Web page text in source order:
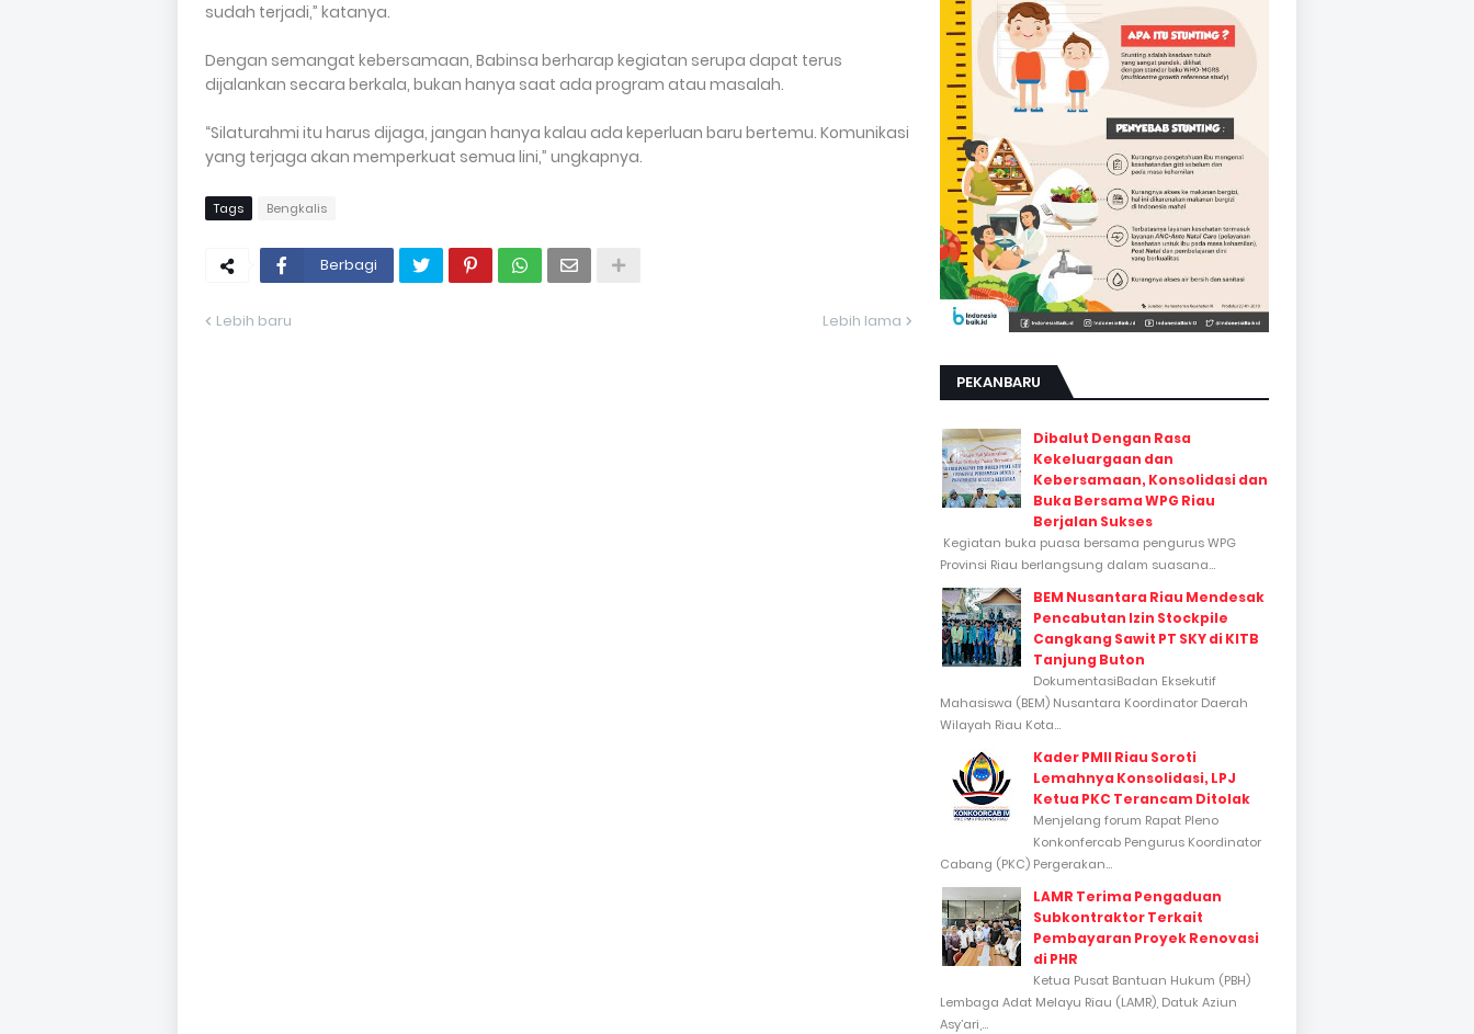
sudah terjadi,” katanya.
Dengan semangat kebersamaan, Babinsa berharap kegiatan serupa dapat terus
dijalankan secara berkala, bukan hanya saat ada program atau masalah.
“Silaturahmi itu harus dijaga, jangan hanya kalau ada keperluan baru bertemu. Komunikasi
yang terjaga akan memperkuat semua lini,” ungkapnya.
Tags Bengkalis
Berbagi
Lebih baru Lebih lama
PEKANBARU
Dibalut Dengan Rasa
Kekeluargaan dan
Kebersamaan, Konsolidasi dan
Buka Bersama WPG Riau
Berjalan Sukses
Kegiatan buka puasa bersama pengurus WPG
Provinsi Riau berlangsung dalam suasana...
BEM Nusantara Riau Mendesak
Pencabutan Izin Stockpile
Cangkang Sawit PT SKY di KITB
Tanjung Buton
DokumentasiBadan Eksekutif
Mahasiswa (BEM) Nusantara Koordinator Daerah
Wilayah Riau Kota...
Kader PMII Riau Soroti
Lemahnya Konsolidasi, LPJ
Ketua PKC Terancam Ditolak
Menjelang forum Rapat Pleno
Konkonfercab Pengurus Koordinator
Cabang (PKC) Pergerakan...
LAMR Terima Pengaduan
Subkontraktor Terkait
Pembayaran Proyek Renovasi
di PHR
Ketua Pusat Bantuan Hukum (PBH)
Lembaga Adat Melayu Riau (LAMR), Datuk Aziun
Asy’ari,...